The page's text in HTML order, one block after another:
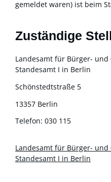
gemeldet waren) ist beim
Zuständige
Landesamt für Bürger-
Standesamt I in Berlin
Schönstedtstraße 5
13357 Berlin
Telefon: 030 115
Landesamt für Bürger-
Standesamt I in Berlin